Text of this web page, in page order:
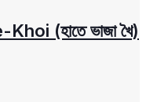
(হাতে ভাজা খৈ)